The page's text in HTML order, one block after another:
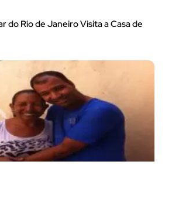
do Rio de Janeiro Visita a Casa de